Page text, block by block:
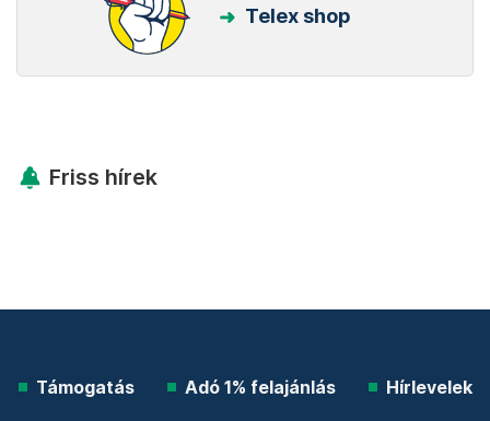
Telex shop
Friss hírek
Támogatás Adó 1% felajánlás Hírlevelek